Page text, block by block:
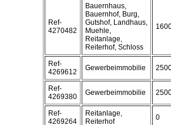
Ref-
4270482
Bauernhaus,
Bauernhof, Burg,
Gutshof, Landhaus,
Muehle,
Reitanlage,
Reiterhof, Schloss
Ref-
4269612
Gewerbeimmobilie
Ref-
4269380
Gewerbeimmobilie
Ref-
4269264
Reitanlage,
Reiterhof
0